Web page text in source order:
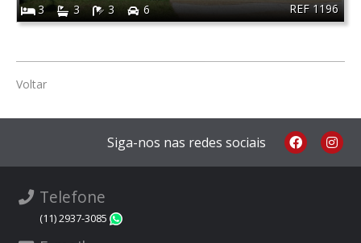
REF 1196
3
3 3 6
Voltar
Siga-nos nas redes sociais
Telefone
(11) 2937-3085